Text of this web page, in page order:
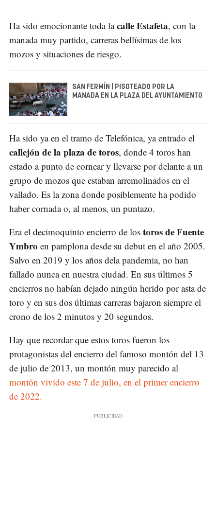
Ha sido emocionante toda lacalle Estafeta, con la
manada muy partido, carreras bellísimas de los
mozos y situaciones de riesgo.
SAN FERMÍN | PISOTEADO POR LA
MANADA EN LA PLAZA DEL AYUNTAMIENTO
Ha sido ya en el tramo de Telefónica, ya entrado el
callejón de la plaza de toros, donde 4 toros han
estado a punto de cornear y llevarse por delante a un
grupo de mozos que estaban arremolinados en el
vallado. Es la zona donde posiblemente ha podido
haber cornada o, al menos, un puntazo.
Era el decimoquinto encierro de los toros de Fuente
Ymbro en pamplona desde su debut en el año 2005.
Salvo en 2019 y los años dela pandemia, no han
fallado nunca en nuestra ciudad. En sus últimos 5
encierros no habían dejado ningún herido por asta de
toro y en sus dos últimas carreras bajaron siempre el
crono de los 2 minutos y 20 segundos.
Hay que recordar que estos toros fueron los
protagonistas del encierro del famoso montón del 13
de julio de 2013, un montón muy parecido al
montón vivido este 7 de julio, en el primer encierro
de 2022.